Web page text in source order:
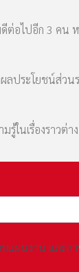
ต่อไปอีก 3 ค
ประโยชน์ส่
นเรื่องราวต่
นงาน และกา